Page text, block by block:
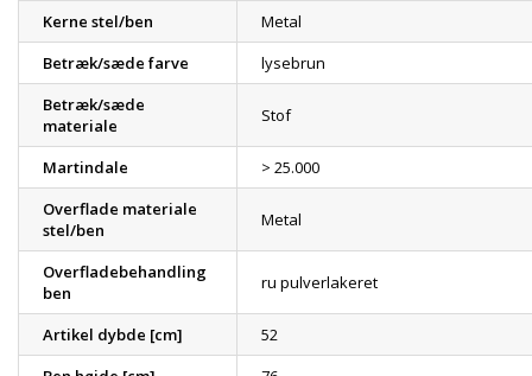
Kerne stel/ben
Metal
Betræk/sæde farve
lysebrun
Betræk/sæde
materiale
Stof
Martindale
> 25.000
Overflade materiale
stel/ben
Metal
Overfladebehandling
ben
ru pulverlakeret
Artikel dybde [cm]
52